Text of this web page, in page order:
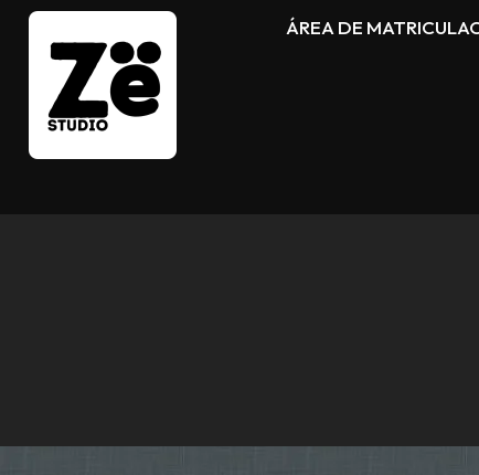
ÁREA DE